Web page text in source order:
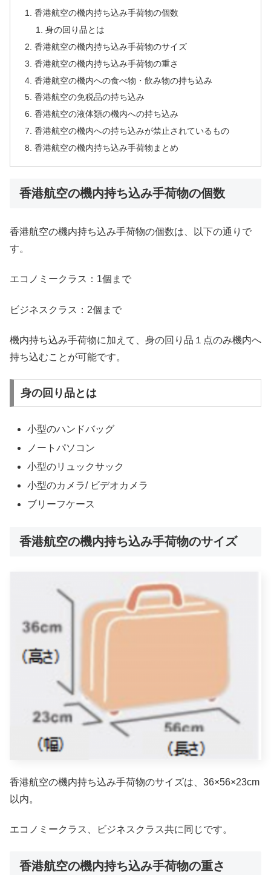
香港航空の機内持ち込み手荷物の個数
身の回り品とは
香港航空の機内持ち込み手荷物のサイズ
香港航空の機内持ち込み手荷物の重さ
香港航空の機内への食べ物・飲み物の持ち込み
香港航空の免税品の持ち込み
香港航空の液体類の機内への持ち込み
香港航空の機内への持ち込みが禁止されているもの
香港航空の機内持ち込み手荷物まとめ
香港航空の機内持ち込み手荷物の個数
香港航空の機内持ち込み手荷物の個数は、以下の通りで
す。
エコノミークラス：1個まで
ビジネスクラス：2個まで
機内持ち込み手荷物に加えて、身の回り品１点のみ機内へ
持ち込むことが可能です。
身の回り品とは
小型のハンドバッグ
ノートパソコン
小型のリュックサック
小型のカメラ/ ビデオカメラ
ブリーフケース
香港航空の機内持ち込み手荷物のサイズ
香港航空の機内持ち込み手荷物のサイズは、36×56×23cm
以内。
エコノミークラス、ビジネスクラス共に同じです。
香港航空の機内持ち込み手荷物の重さ